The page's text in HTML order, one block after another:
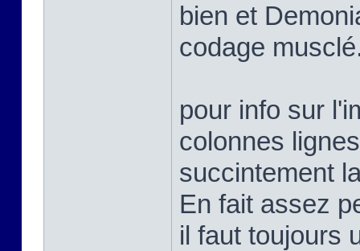
bien et
codage
pour info sur
colonnes
succintement
En fait assez
il faut toujours